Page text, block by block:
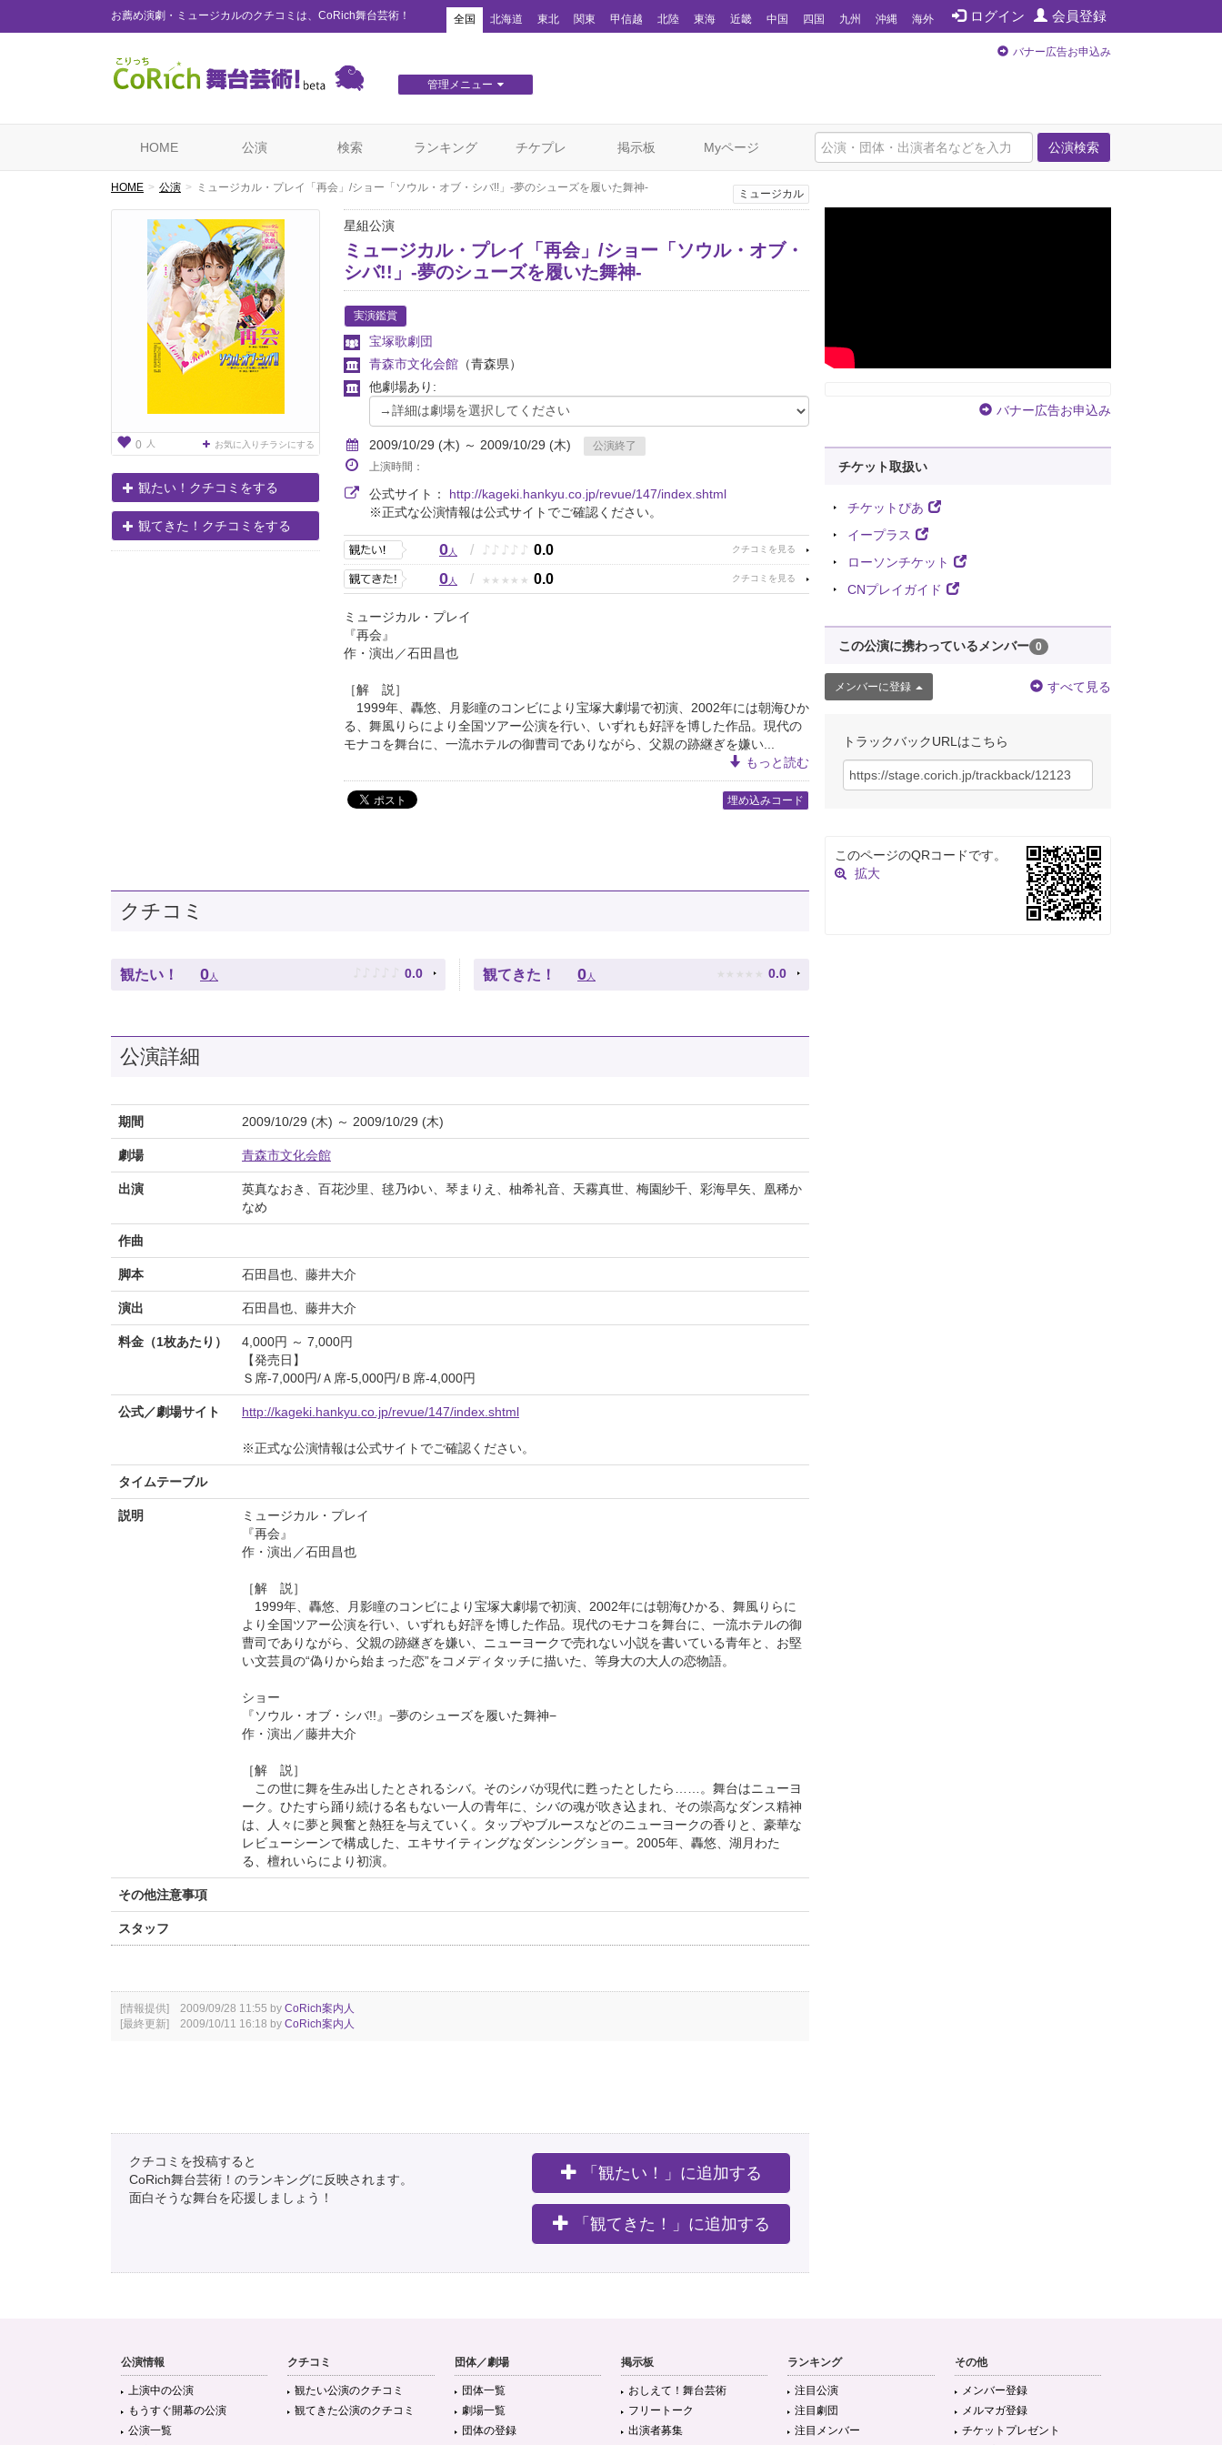
お薦め演劇・ミュージカルのクチコミは、CoRich舞台芸術！ ログイン 会員登録
全国 北海道 東北 関東 甲信越 北陸 東海 近畿 中国 四国 九州 沖縄 海外
管理メニュー
バナー広告お申込み
公演検索
HOME 公演 検索 ランキング チケプレ 掲示板 Myページ
HOME 公演 ミュージカル・プレイ「再会」/ショー「ソウル・オブ・シバ!!」-夢のシューズを履いた舞神-
0 人 お気に入りチラシにする
観たい！クチコミをする
観てきた！クチコミをする
ミュージカル
星組公演
ミュージカル・プレイ「再会」/ショー「ソウル・オブ・
シバ!!」-夢のシューズを履いた舞神-
実演鑑賞
宝塚歌劇団
青森市文化会館 （青森県）
他劇場あり:
2009/10/29 (木) ～ 2009/10/29 (木)
公演終了
上演時間：
公式サイト： http://kageki.hankyu.co.jp/revue/147/index.shtml
※正式な公演情報は公式サイトでご確認ください。
0人 / ♪ ♪ ♪ ♪ ♪ 0.0
0人 / ★ ★ ★ ★ ★ 0.0
ミュージカル・プレイ
『再会』
作・演出／石田昌也
［解 説］
1999年、轟悠、月影瞳のコンビにより宝塚大劇場で初演、2002年には朝海ひか
る、舞風りらにより全国ツアー公演を行い、いずれも好評を博した作品。現代の
モナコを舞台に、一流ホテルの御曹司でありながら、父親の跡継ぎを嫌い...
もっと読む
埋め込みコード
クチコミ
観たい！ 0 人 ♪ ♪ ♪ ♪ ♪ 0.0 観てきた！ 0 人 ★ ★ ★ ★ ★ 0.0
公演詳細
期間 2009/10/29 (木) ～ 2009/10/29 (木)
劇場 青森市文化会館
出演
英真なおき、百花沙里、毬乃ゆい、琴まりえ、柚希礼音、天霧真世、梅園紗千、彩海早矢、凰稀か
なめ
作曲
脚本 石田昌也、藤井大介
演出 石田昌也、藤井大介
料金（1枚あたり）
4,000円 ～ 7,000円
【発売日】
Ｓ席-7,000円/Ａ席-5,000円/Ｂ席-4,000円
公式／劇場サイト http://kageki.hankyu.co.jp/revue/147/index.shtml
※正式な公演情報は公式サイトでご確認ください。
タイムテーブル
説明
ミュージカル・プレイ
『再会』
作・演出／石田昌也
［解 説］
1999年、轟悠、月影瞳のコンビにより宝塚大劇場で初演、2002年には朝海ひかる、舞風りらに
より全国ツアー公演を行い、いずれも好評を博した作品。現代のモナコを舞台に、一流ホテルの御
曹司でありながら、父親の跡継ぎを嫌い、ニューヨークで売れない小説を書いている青年と、お堅
い文芸員の“偽りから始まった恋”をコメディタッチに描いた、等身大の大人の恋物語。
ショー
『ソウル・オブ・シバ!!』−夢のシューズを履いた舞神−
作・演出／藤井大介
［解 説］
この世に舞を生み出したとされるシバ。そのシバが現代に甦ったとしたら……。舞台はニューヨ
ーク。ひたすら踊り続ける名もない一人の青年に、シバの魂が吹き込まれ、その崇高なダンス精神
は、人々に夢と興奮と熱狂を与えていく。タップやブルースなどのニューヨークの香りと、豪華な
レビューシーンで構成した、エキサイティングなダンシングショー。2005年、轟悠、湖月わた
る、檀れいらにより初演。
その他注意事項
スタッフ
[情報提供] 2009/09/28 11:55 by CoRich案内人
[最終更新] 2009/10/11 16:18 by CoRich案内人
クチコミを投稿すると
CoRich舞台芸術！のランキングに反映されます。
面白そうな舞台を応援しましょう！
「観たい！」に追加する
「観てきた！」に追加する
バナー広告お申込み
チケット取扱い
チケットぴあ
イープラス
ローソンチケット
CNプレイガイド
この公演に携わっているメンバー 0
メンバーに登録 すべて見る
トラックバックURLはこちら
このページのQRコードです。
拡大
公演情報
上演中の公演
もうすぐ開幕の公演
公演一覧
クチコミ
観たい公演のクチコミ
観てきた公演のクチコミ
団体／劇場
団体一覧
劇場一覧
団体の登録
掲示板
おしえて！舞台芸術
フリートーク
出演者募集
ランキング
注目公演
注目劇団
注目メンバー
その他
メンバー登録
メルマガ登録
チケットプレゼント